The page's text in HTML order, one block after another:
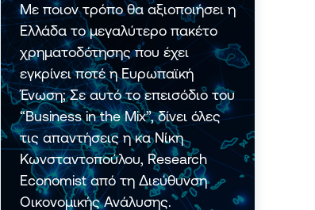
Με ποιον τρόπο θα αξιοποιήσει η
Ελλάδα το μεγαλύτερο πακέτο
χρηματοδότησης που έχει
εγκρίνει ποτέ η Ευρωπαϊκή
Ένωση; Σε αυτό το επεισόδιο του
“Business in the Mix”, δίνει όλες
τις απαντήσεις η κα Νίκη
Κωνσταντοπούλου, Research
Economist από τη Διεύθυνση
Οικονομικής Ανάλυσης.